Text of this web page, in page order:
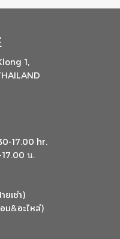
1,
17.00 hr.
น.
ยเช่า)
ม&อะไหล่)